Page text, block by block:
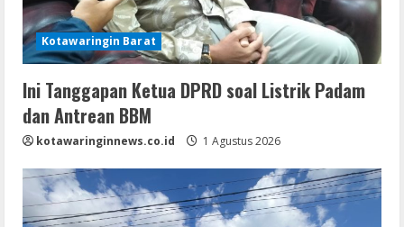
Kotawaringin Barat
Ini Tanggapan Ketua DPRD soal Listrik Padam
dan Antrean BBM
kotawaringinnews.co.id 1 Agustus 2026